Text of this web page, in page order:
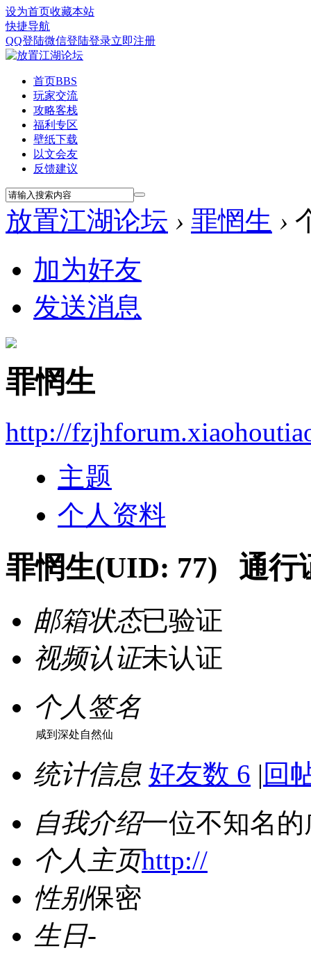
设为首页收藏本站
快捷导航
QQ登陆微信登陆登录立即注册
首页BBS
玩家交流
攻略客栈
福利专区
壁纸下载
以文会友
反馈建议
放置江湖论坛 › 罪惘生 ›
加为好友
发送消息
罪惘生
http://
主题
个人资料
罪惘生(UID: 77) 通行
邮箱状态已验证
视频认证未认证
个人签名
咸到深处自然仙
统计信息 好友数 6 | 回
自我介绍一位不知名的
个人主页http://
性别保密
生日-